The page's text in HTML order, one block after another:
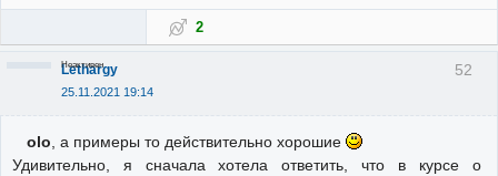
2
52
Lethargy
25.11.2021 19:14
Неактивен
olo , а примеры то действительно хорошие
Удивительно, я сначала хотела ответить, что в курсе о